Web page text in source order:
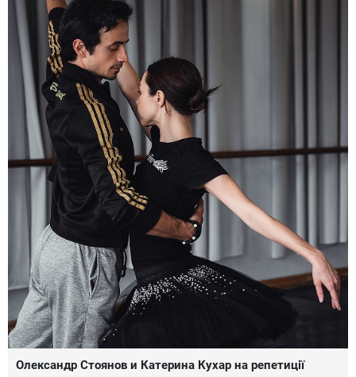
Олександр Стоянов и Катерина Кухар на репетиції